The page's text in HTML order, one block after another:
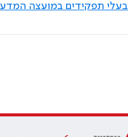
בעלי תפקידים במועצה